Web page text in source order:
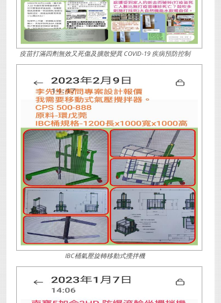
疫苗打滿四劑無效又死傷及擴散變異 COVID-19 疾病預防控制
IBC桶氣壓旋轉移動式攪拌機